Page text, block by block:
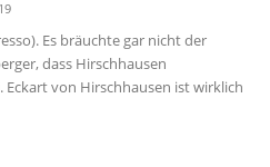
Es bräuchte gar nicht der
dass Hirschhausen
Eckart von Hirschhausen ist wirklich